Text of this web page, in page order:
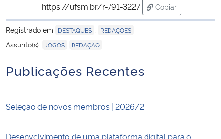
https://ufsm.br/r-791-3227
Copiar
para área de
Registrado em
DESTAQUES REDAÇÕES
Assunto(s): JOGOS REDAÇÃO
Publicações Recentes
Seleção de novos membros | 2026/2
Desenvolvimento de uma plataforma digital para o